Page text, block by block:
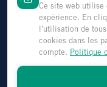
Qui sommes-nous ?
Notre histoire
Nos 40 ans
Ce site web utilise
expérience. En
l'utilisation de
cookies dans les
compte.
Politique